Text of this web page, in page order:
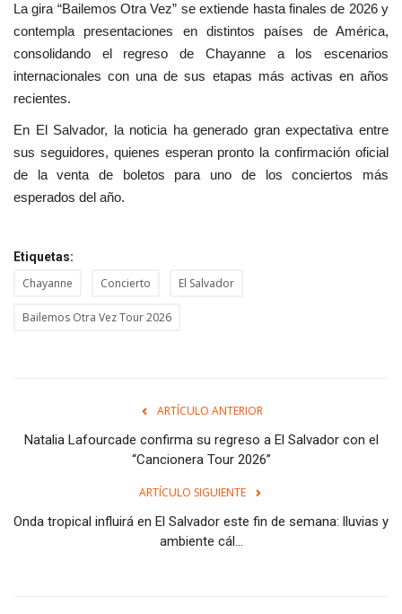
La gira “Bailemos Otra Vez” se extiende hasta finales de 2026 y
contempla presentaciones en distintos países de América,
consolidando el regreso de Chayanne a los escenarios
internacionales con una de sus etapas más activas en años
recientes.
En El Salvador, la noticia ha generado gran expectativa entre
sus seguidores, quienes esperan pronto la confirmación oficial
de la venta de boletos para uno de los conciertos más
esperados del año.
Etiquetas:
Chayanne Concierto El Salvador
Bailemos Otra Vez Tour 2026
ARTÍCULO ANTERIOR
Natalia Lafourcade confirma su regreso a El Salvador con el
“Cancionera Tour 2026”
ARTÍCULO SIGUIENTE
Onda tropical influirá en El Salvador este fin de semana: lluvias y
ambiente cál...